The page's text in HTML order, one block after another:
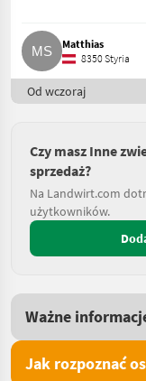
Matthias
8350 Styria
Od wczoraj
Czy masz Inne
sprzedaż?
Na Landwirt.com
użytkowników.
Ważne
Jak rozpoznać